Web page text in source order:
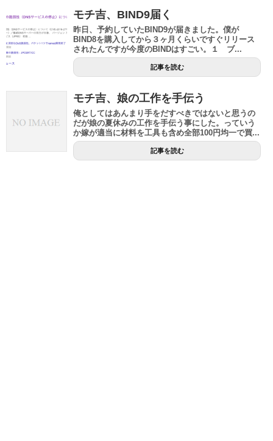
モチ吉、BIND9届く
昨日、予約していたBIND9が届きました。僕が
BIND8を購入してから３ヶ月くらいですぐリリース
されたんですが今度のBINDはすごい。１ ブ...
記事を読む
モチ吉、娘の工作を手伝う
俺としてはあんまり手をだすべきではないと思うの
だが娘の夏休みの工作を手伝う事にした。っていう
か嫁が適当に材料を工具も含め全部100円均一で買...
記事を読む